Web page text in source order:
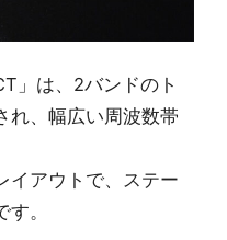
」は、2バンドのト
れ、幅広い周波数帯
イアウトで、ステー
。